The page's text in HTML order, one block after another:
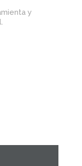
y